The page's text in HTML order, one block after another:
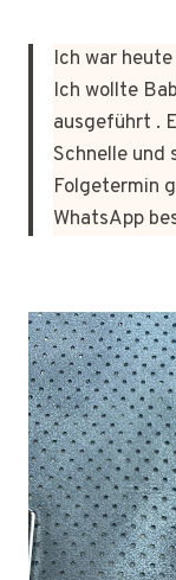
Ich war
Ich wollte
ausgeführt .
Schnelle und
Folgetermin
WhatsApp